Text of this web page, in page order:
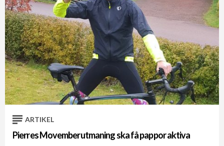
ARTIKEL
Pierres Movemberutmaning ska få pappor aktiva